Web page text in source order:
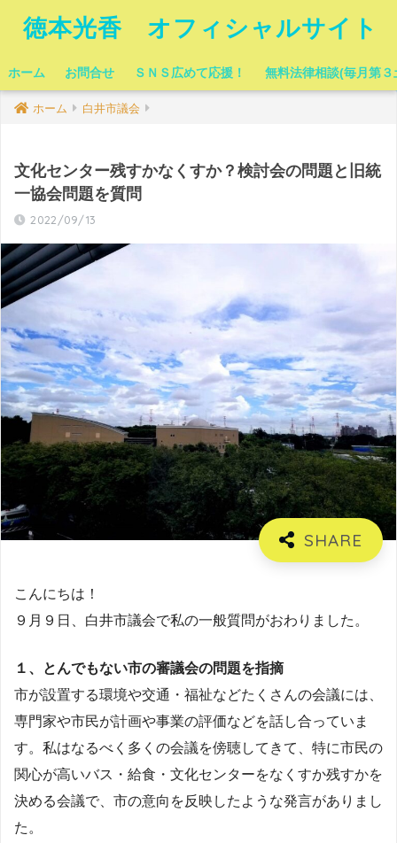
徳本光香 オフィシャルサイト
ホーム お問合せ ＳＮＳ広めて応援！ 無料法律相談(毎月第３
ホーム 白井市議会
文化センター残すかなくすか？検討会の問題と旧統
一協会問題を質問
2022/09/13
こんにちは！
９月９日、白井市議会で私の一般質問がおわりました。
１、とんでもない市の審議会の問題を指摘
市が設置する環境や交通・福祉などたくさんの会議には、
専門家や市民が計画や事業の評価などを話し合っていま
す。私はなるべく多くの会議を傍聴してきて、特に市民の
関心が高いバス・給食・文化センターをなくすか残すかを
決める会議で、市の意向を反映したような発言がありまし
た。